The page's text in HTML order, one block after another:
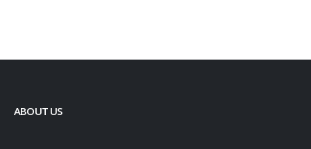
ABOUT US